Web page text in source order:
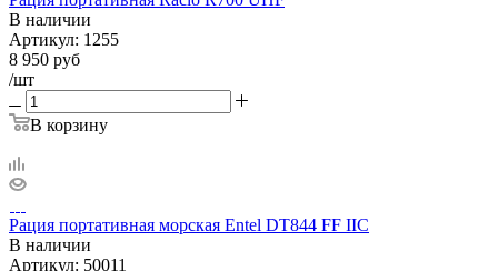
В наличии
Артикул: 1255
8 950 руб
/шт
В корзину
Рация портативная морская Entel DT844 FF IIC
В наличии
Артикул: 50011